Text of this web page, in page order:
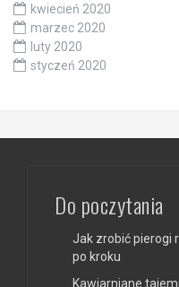
kwiecień 2020
marzec 2020
luty 2020
styczeń 2020
Do poczytania
Jak zrobić pierogi
po kroku
Kawiarniane